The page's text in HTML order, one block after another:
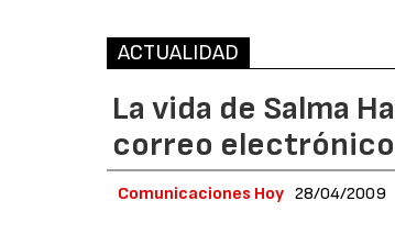
ACTUALIDAD
La vida de Salma
correo
Comunicaciones Hoy 28/04/2009